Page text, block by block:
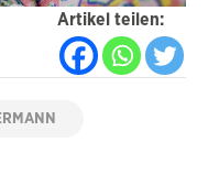
Artikel teilen: